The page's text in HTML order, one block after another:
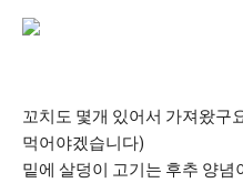
꼬치도 몇개 있어서 가져왔구
먹어야겠습니다)
밑에 살덩이 고기는 후추 양념